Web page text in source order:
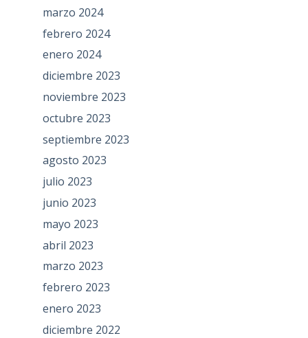
marzo 2024
febrero 2024
enero 2024
diciembre 2023
noviembre 2023
octubre 2023
septiembre 2023
agosto 2023
julio 2023
junio 2023
mayo 2023
abril 2023
marzo 2023
febrero 2023
enero 2023
diciembre 2022